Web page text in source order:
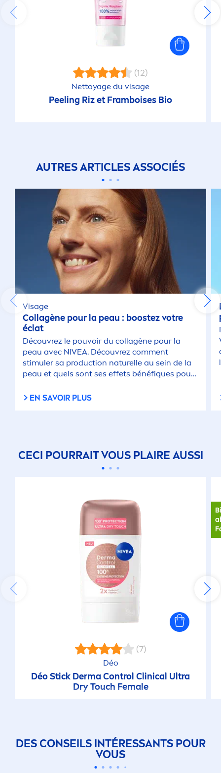
(12)
Nettoyage du visage
Peeling Riz et Framboises Bio
AUTRES ARTICLES ASSOCIÉS
Visage
Collagène pour la peau : boostez votre
éclat
Découvrez le pouvoir du collagène pour la
peau avec NIVEA. Découvrez comment
stimuler sa production naturelle au sein de la
peau et quels sont ses effets bénéfiques pour
EN SAVOIR PLUS
CECI POURRAIT VOUS PLAIRE AUSSI
(7)
Déo
Déo Stick Derma Control Clinical Ultra
Dry Touch Female
DES CONSEILS INTÉRESSANTS POUR
VOUS